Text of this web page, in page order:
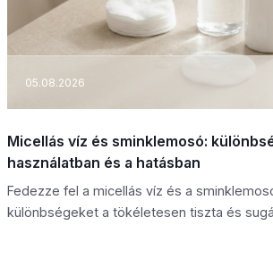
05.08.2026
Micellás víz és sminklemosó:
használatban és a hatásban
Fedezze fel a micellás víz és a
különbségeket a tökéletesen tiszta és